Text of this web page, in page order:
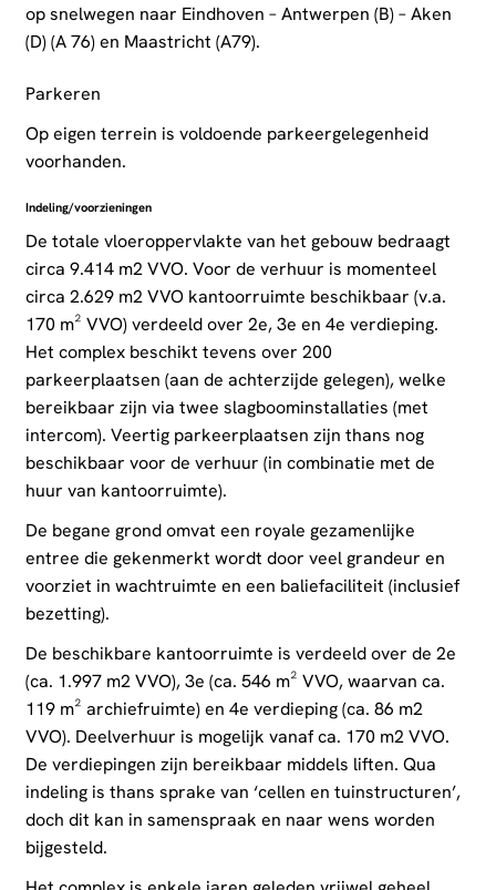
op snelwegen naar Eindhoven – Antwerpen (B) – Aken
(D) (A 76) en Maastricht (A79).
Parkeren
Op eigen terrein is voldoende parkeergelegenheid
voorhanden.
Indeling/voorzieningen
De totale vloeroppervlakte van het gebouw bedraagt
circa 9.414 m2 VVO. Voor de verhuur is momenteel
circa 2.629 m2 VVO kantoorruimte beschikbaar (v.a.
170 m² VVO) verdeeld over 2e, 3e en 4e verdieping.
Het complex beschikt tevens over 200
parkeerplaatsen (aan de achterzijde gelegen), welke
bereikbaar zijn via twee slagboominstallaties (met
intercom). Veertig parkeerplaatsen zijn thans nog
beschikbaar voor de verhuur (in combinatie met de
huur van kantoorruimte).
De begane grond omvat een royale gezamenlijke
entree die gekenmerkt wordt door veel grandeur en
voorziet in wachtruimte en een baliefaciliteit (inclusief
bezetting).
De beschikbare kantoorruimte is verdeeld over de 2e
(ca. 1.997 m2 VVO), 3e (ca. 546 m² VVO, waarvan ca.
119 m² archiefruimte) en 4e verdieping (ca. 86 m2
VVO). Deelverhuur is mogelijk vanaf ca. 170 m2 VVO.
De verdiepingen zijn bereikbaar middels liften. Qua
indeling is thans sprake van ‘cellen en tuinstructuren’,
doch dit kan in samenspraak en naar wens worden
bijgesteld.